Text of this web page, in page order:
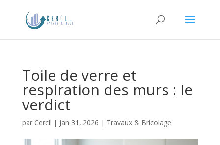
Toile de verre et
respiration des murs : le
verdict
par Cercll | Jan 31, 2026 | Travaux & Bricolage